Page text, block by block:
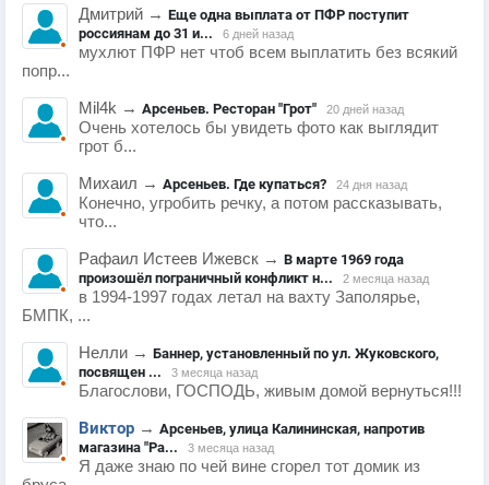
Дмитрий → Еще одна выплата от ПФР поступит
россиянам до 31 и...
6 дней назад
мухлют ПФР нет чтоб всем выплатить без всякий
попр...
Mil4k → Арсеньев. Ресторан "Грот" 20 дней назад
Очень хотелось бы увидеть фото как выглядит
грот б...
Михаил → Арсеньев. Где купаться? 24 дня назад
Конечно, угробить речку, а потом рассказывать,
что...
Рафаил Истеев Ижевск → В марте 1969 года
произошёл пограничный конфликт н...
2 месяца назад
в 1994-1997 годах летал на вахту Заполярье,
БМПК, ...
Нелли → Баннер, установленный по ул. Жуковского,
посвящен ...
3 месяца назад
Благослови, ГОСПОДЬ, живым домой вернуться!!!
Виктор → Арсеньев, улица Калининская, напротив
магазина "Ра...
3 месяца назад
Я даже знаю по чей вине сгорел тот домик из